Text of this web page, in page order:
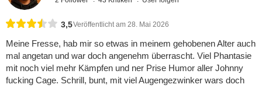
3,5Veröffentlicht am 28. Mai 2026
Meine Fresse, hab mir so etwas in meinem gehobenen Alter auch
mal angetan und war doch angenehm überrascht. Viel Phantasie
mit noch viel mehr Kämpfen und ner Prise Humor aller Johnny
fucking Cage. Schrill, bunt, mit viel Augengezwinker wars doch